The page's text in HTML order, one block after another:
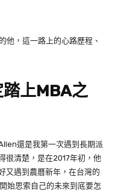
他，這一路上的心路歷程、
上MBA之
還是我第一次遇到長期派
很清楚，是在2017年初，他
又遇到農曆新年，在台灣的
始思索自己的未來到底要怎